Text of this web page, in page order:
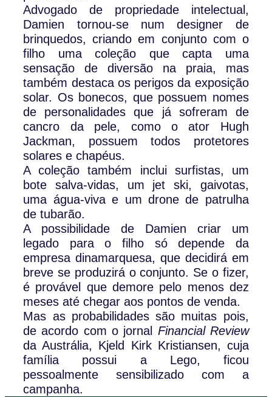
Advogado de propriedade intelectual,
Damien tornou-se num designer de
brinquedos, criando em conjunto com o
filho uma coleção que capta uma
sensação de diversão na praia, mas
também destaca os perigos da exposição
solar. Os bonecos, que possuem nomes
de personalidades que já sofreram de
cancro da pele, como o ator Hugh
Jackman, possuem todos protetores
solares e chapéus.
A coleção também inclui surfistas, um
bote salva-vidas, um jet ski, gaivotas,
uma água-viva e um drone de patrulha
de tubarão.
A possibilidade de Damien criar um
legado para o filho só depende da
empresa dinamarquesa, que decidirá em
breve se produzirá o conjunto. Se o fizer,
é provável que demore pelo menos dez
meses até chegar aos pontos de venda.
Mas as probabilidades são muitas pois,
de acordo com o jornal Financial Review
da Austrália, Kjeld Kirk Kristiansen, cuja
família possui a Lego, ficou
pessoalmente sensibilizado com a
campanha.